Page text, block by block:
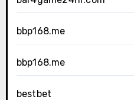
bbp168.me
bbp168.me
bestbet